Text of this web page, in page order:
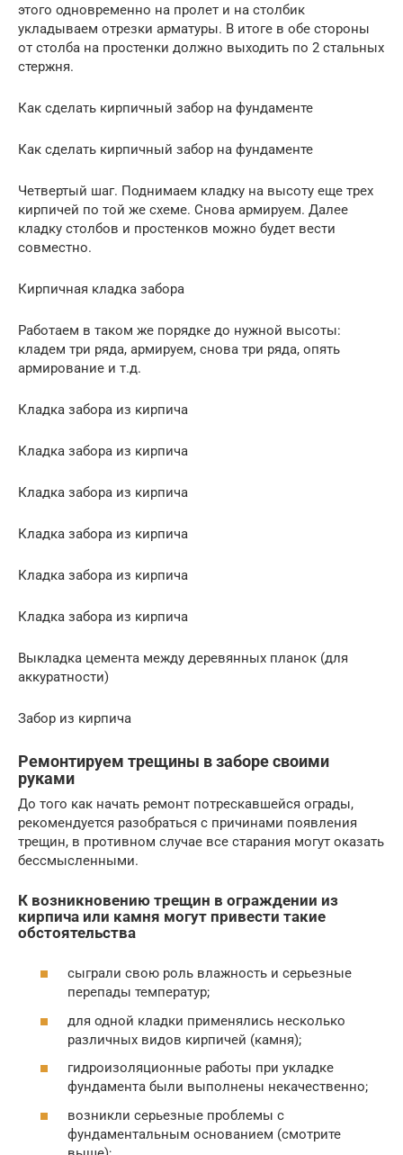
этого одновременно на пролет и на столбик
укладываем отрезки арматуры. В итоге в обе стороны
от столба на простенки должно выходить по 2 стальных
стержня.
Как сделать кирпичный забор на фундаменте
Как сделать кирпичный забор на фундаменте
Четвертый шаг. Поднимаем кладку на высоту еще трех
кирпичей по той же схеме. Снова армируем. Далее
кладку столбов и простенков можно будет вести
совместно.
Кирпичная кладка забора
Работаем в таком же порядке до нужной высоты:
кладем три ряда, армируем, снова три ряда, опять
армирование и т.д.
Кладка забора из кирпича
Кладка забора из кирпича
Кладка забора из кирпича
Кладка забора из кирпича
Кладка забора из кирпича
Кладка забора из кирпича
Выкладка цемента между деревянных планок (для
аккуратности)
Забор из кирпича
Ремонтируем трещины в заборе своими
руками
До того как начать ремонт потрескавшейся ограды,
рекомендуется разобраться с причинами появления
трещин, в противном случае все старания могут оказать
бессмысленными.
К возникновению трещин в ограждении из
кирпича или камня могут привести такие
обстоятельства
сыграли свою роль влажность и серьезные
перепады температур;
для одной кладки применялись несколько
различных видов кирпичей (камня);
гидроизоляционные работы при укладке
фундамента были выполнены некачественно;
возникли серьезные проблемы с
фундаментальным основанием (смотрите